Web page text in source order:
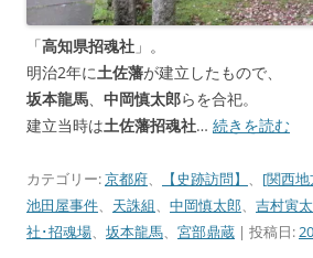
「高知県招魂社 」。
明治2年に土佐藩が建立したもので、
坂本龍馬、 中岡慎太郎らを合祀。
建立当時は土佐藩招魂社… 続きを読む
カテゴリー:京都府、 【史跡訪問】 、 [関西
池田屋事件、 天誅組、 中岡慎太郎、 吉村寅
社･招魂場、 坂本龍馬、 宮部鼎蔵 | 投稿日: